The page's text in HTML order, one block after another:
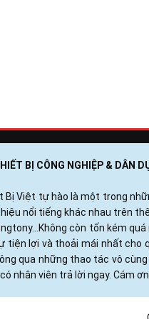
BỊ CÔNG NGHIỆP & DÂN
Việt tự hào là một trong
nổi tiếng khác nhau trên
còn tốn kém
lợi và thoải mái nhất
qua những thao tác vô
nhân viên trả lời ngay. Cám